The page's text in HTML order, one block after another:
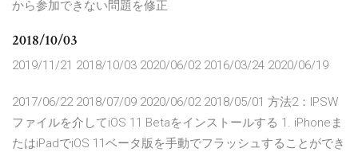
から参加できない問題を修正
2018/10/03
2019/11/21 2018/10/03 2020/06/02 2016/03/24 2020/06/19
2017/06/22 2018/07/09 2020/06/02 2018/05/01 方法2：IPSW
ファイルを介してiOS 11 Betaをインストールする 1. iPhoneま
たはiPadでiOS 11ベータ版を手動でフラッシュすることができ